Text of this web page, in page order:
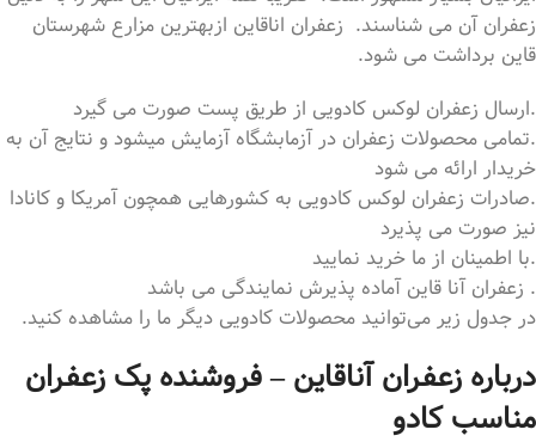
زعفران آن می شناسند. زعفران اناقاین ازبهترین مزارع شهرستان
قاین برداشت می شود.
.ارسال زعفران لوکس کادویی از طریق پست صورت می گیرد
.تمامی محصولات زعفران در آزمابشگاه آزمایش میشود و نتایج آن به
خریدار ارائه می شود
.صادرات زعفران لوکس کادویی به کشورهایی همچون آمریکا و کانادا
نیز صورت می پذیرد
.با اطمینان از ما خرید نمایید
. زعفران آنا قاین آماده پذیرش نمایندگی می باشد
در جدول زیر می‌توانید محصولات کادویی دیگر ما را مشاهده کنید.
درباره زعفران آناقاین – فروشنده پک زعفران
مناسب کادو